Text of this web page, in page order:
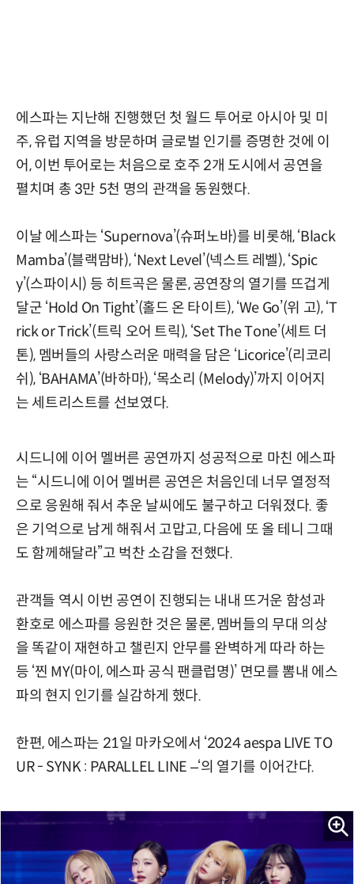
에스파는 지난해 진행했던 첫 월드 투어로 아시아 및 미
주, 유럽 지역을 방문하며 글로벌 인기를 증명한 것에 이
어, 이번 투어로는 처음으로 호주 2개 도시에서 공연을
펼치며 총 3만 5천 명의 관객을 동원했다.
이날 에스파는 ‘Supernova’(슈퍼노바)를 비롯해, ‘Black
Mamba’(블랙맘바), ‘Next Level’(넥스트 레벨), ‘Spic
y’(스파이시) 등 히트곡은 물론, 공연장의 열기를 뜨겁게
달군 ‘Hold On Tight’(홀드 온 타이트), ‘We Go’(위 고), ‘T
rick or Trick’(트릭 오어 트릭), ‘Set The Tone’(세트 더
톤), 멤버들의 사랑스러운 매력을 담은 ‘Licorice’(리코리
쉬), ‘BAHAMA’(바하마), ‘목소리 (Melody)’까지 이어지
는 세트리스트를 선보였다.
시드니에 이어 멜버른 공연까지 성공적으로 마친 에스파
는 “시드니에 이어 멜버른 공연은 처음인데 너무 열정적
으로 응원해 줘서 추운 날씨에도 불구하고 더워졌다. 좋
은 기억으로 남게 해줘서 고맙고, 다음에 또 올 테니 그때
도 함께해달라”고 벅찬 소감을 전했다.
관객들 역시 이번 공연이 진행되는 내내 뜨거운 함성과
환호로 에스파를 응원한 것은 물론, 멤버들의 무대 의상
을 똑같이 재현하고 챌린지 안무를 완벽하게 따라 하는
등 ‘찐 MY(마이, 에스파 공식 팬클럽명)’ 면모를 뽐내 에스
파의 현지 인기를 실감하게 했다.
한편, 에스파는 21일 마카오에서 ‘2024 aespa LIVE TO
UR - SYNK : PARALLEL LINE –‘의 열기를 이어간다.